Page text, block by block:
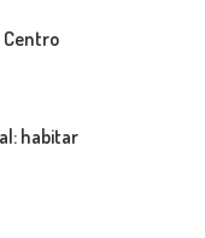
Centro
habitar